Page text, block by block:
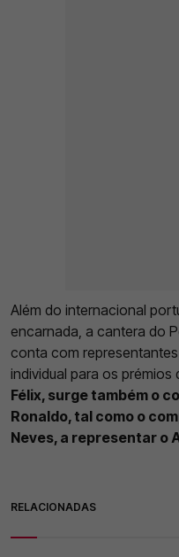
Além do internacional
encarnada, a cantera do
conta com
individual para os prémios
Félix, surge também o
Ronaldo, tal como o
Neves, a representar o
RELACIONADAS